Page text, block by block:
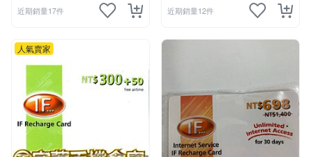
近期銷量17件 近期銷量12件
人氣賣家